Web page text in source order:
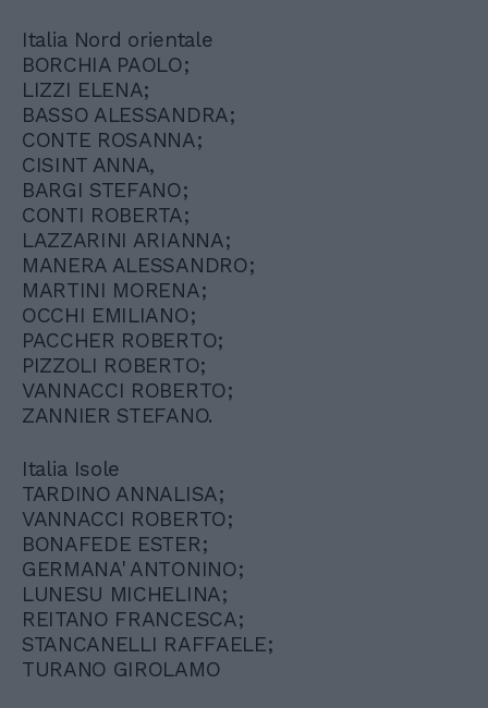
Italia Nord orientale
BORCHIA PAOLO;
LIZZI ELENA;
BASSO ALESSANDRA;
CONTE ROSANNA;
CISINT ANNA,
BARGI STEFANO;
CONTI ROBERTA;
LAZZARINI ARIANNA;
MANERA ALESSANDRO;
MARTINI MORENA;
OCCHI EMILIANO;
PACCHER ROBERTO;
PIZZOLI ROBERTO;
VANNACCI ROBERTO;
ZANNIER STEFANO.
Italia Isole
TARDINO ANNALISA;
VANNACCI ROBERTO;
BONAFEDE ESTER;
GERMANA' ANTONINO;
LUNESU MICHELINA;
REITANO FRANCESCA;
STANCANELLI RAFFAELE;
TURANO GIROLAMO